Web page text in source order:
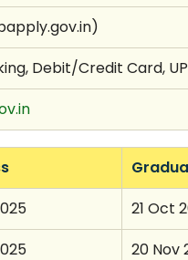
Debit/Credit Card,
21 Oct
20 Nov